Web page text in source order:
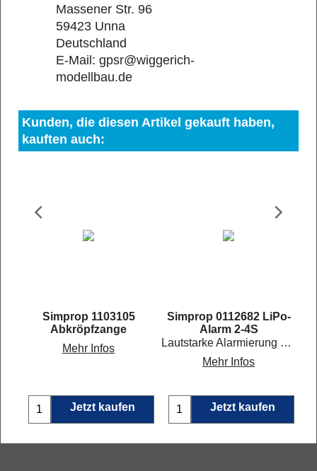
Massener Str. 96
59423 Unna
Deutschland
E-Mail: gpsr@wiggerich-
modellbau.de
Kunden, die diesen Artikel gekauft haben,
kauften auch:
Simprop 1103105
Abkröpfzange
Mehr Infos
Jetzt kaufen
Simprop 0112682 LiPo-
Alarm 2-4S
Lautstarke Alarmierung bei Unterspannung
Mehr Infos
Jetzt kaufen